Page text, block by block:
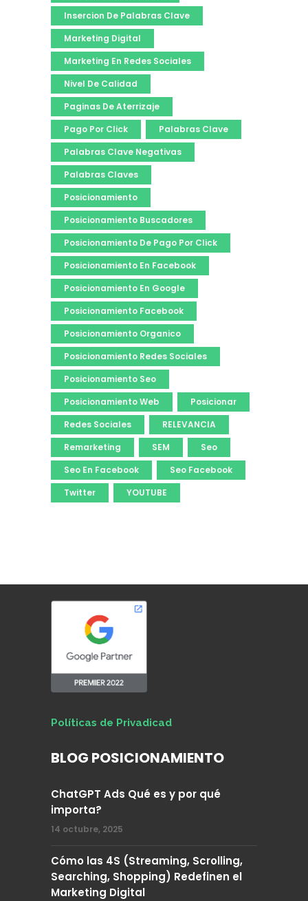
Insercion De Palabras Clave
Marketing Digital
Marketing En Redes Sociales
Nivel De Calidad
Paginas De Aterrizaje
Pago Por Click
Palabras Clave
Palabras Clave Negativas
Palabras Claves
Posicionamiento
Posicionamiento Buscadores
Posicionamiento De Pago Por Click
Posicionamiento En Facebook
Posicionamiento En Google
Posicionamiento Facebook
Posicionamiento Organico
Posicionamiento Redes Sociales
Posicionamiento Seo
Posicionamiento Web
Posicionar
Redes Sociales
RELEVANCIA
Remarketing
SEM
Seo
Seo En Facebook
Seo Facebook
Twitter
YOUTUBE
Políticas de Privadicad
BLOG POSICIONAMIENTO
ChatGPT Ads Qué es y por qué
importa?
14 octubre, 2025
Cómo las 4S (Streaming, Scrolling,
Searching, Shopping) Redefinen el
Marketing Digital